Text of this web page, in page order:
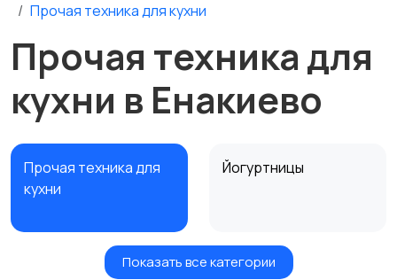
Прочая техника для кухни
Прочая техника для
кухни в Енакиево
Прочая техника для
кухни
Йогуртницы
Сушилки для овощей
Грили, шашлычницы,
Показать все категории